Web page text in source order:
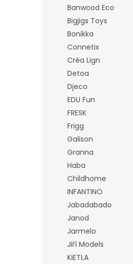
Banwood Eco
Bigjigs Toys
Bonikka
Connetix
Créa Lign
Detoa
Djeco
EDU Fun
FRESK
Frigg
Galison
Granna
Haba
Childhome
INFANTINO
Jabadabado
Janod
Jarmelo
Jiří Models
KiETLA